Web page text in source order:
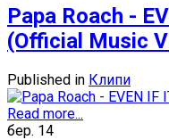
Papa Roach -
(Official Music
Published in Клипи
Read more...
бер. 14